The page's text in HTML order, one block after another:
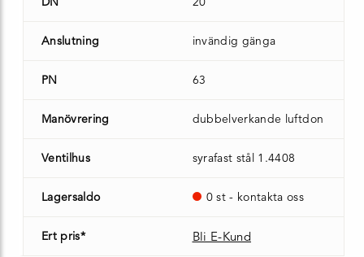
Anslutning invändig gänga
PN 63
Manövrering dubbelverkande luftdon
Ventilhus syrafast stål 1.4408
Lagersaldo 0 st - kontakta oss
Ert pris* Bli E-Kund